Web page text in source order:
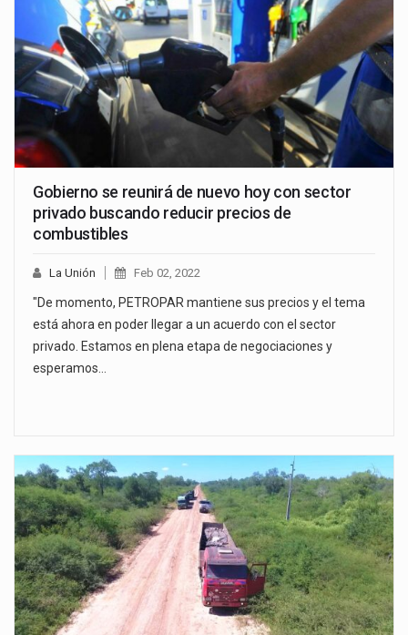
Gobierno se reunirá de nuevo hoy con sector
privado buscando reducir precios de
combustibles
La Unión Feb 02, 2022
"De momento, PETROPAR mantiene sus precios y el tema
está ahora en poder llegar a un acuerdo con el sector
privado. Estamos en plena etapa de negociaciones y
esperamos…